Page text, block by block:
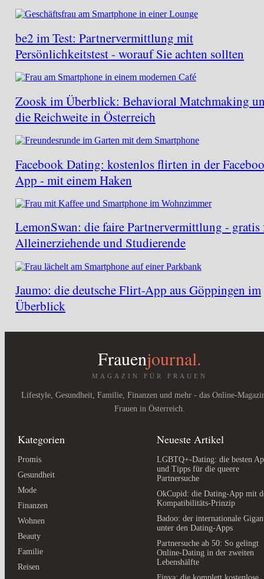
be2 im Test: Partnervermittlung mit
Persönlichkeitstest - worauf Sie achten sollten
Zoosk im Überblick: Behavioral Matchmaking
die Reichweite in Österreich
Facebook Dating: kostenlos flirten in der
App - mit einem Haken
LemonSwan: die faire Partnervermittlung -
Alleinerziehende und Studierende
Jaumo: die deutsche Flirt-App aus Göppingen im
Überblick
Frauenjournal.
MAGAZIN FÜR FRAUEN
Lifestyle, Gesundheit, Familie, Finanzen und mehr - das Online-
Frauen in Österreich.
Kategorien
Promis
Gesundheit
Mode
Finanzen
Wohnen
Beauty
Familie
Reisen
Neueste Artikel
LGBTQ+-Dating: die besten
und Tipps für die queere
Partnersuche
OkCupid: die Dating-App mit
Kompatibilitäts-Prinzip
Badoo: der internationale
unter den Dating-Apps
Partnersuche ab 50: So gelingt
Online-Dating in der zweiten
Lebenshälfte